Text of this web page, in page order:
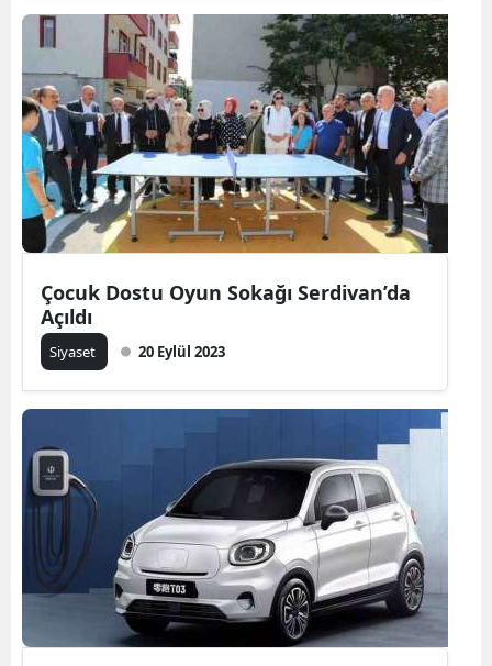
Çocuk Dostu Oyun Sokağı Serdivan’da
Açıldı
Siyaset 20 Eylül 2023